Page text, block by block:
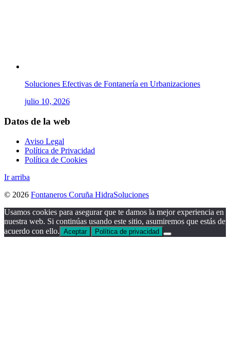
Soluciones Efectivas de Fontanería en Urbanizaciones
julio 10, 2026
Datos de la web
Aviso Legal
Política de Privacidad
Política de Cookies
Ir arriba
© 2026 Fontaneros Coruña HidraSoluciones
Usamos cookies para asegurar que te damos la mejor experiencia en
nuestra web. Si continúas usando este sitio, asumiremos que estás de
acuerdo con ello. Aceptar Política de privacidad